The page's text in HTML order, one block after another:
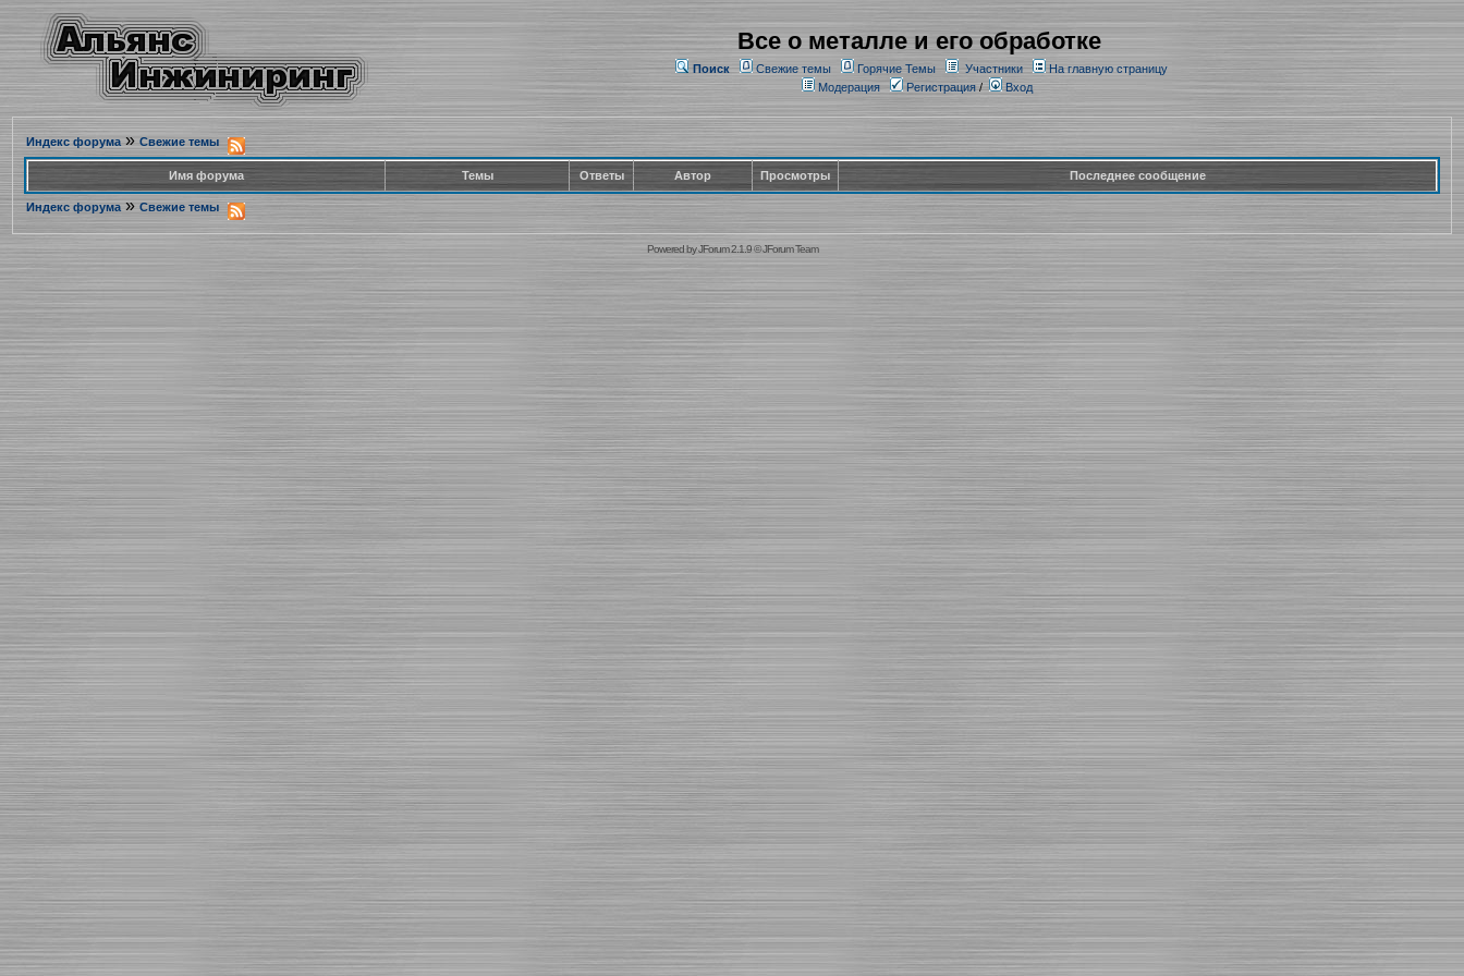
Все о металле и его обработке
Поиск Свежие темы Горячие Темы Участники
На главную страницу
Модерация
Регистрация/ Вход
Индекс форума» Свежие темы
Имя форума Темы Ответы Автор Просмотры Последнее сообщение
Индекс форума » Свежие темы
Powered byJForum 2.1.9©JForum Team